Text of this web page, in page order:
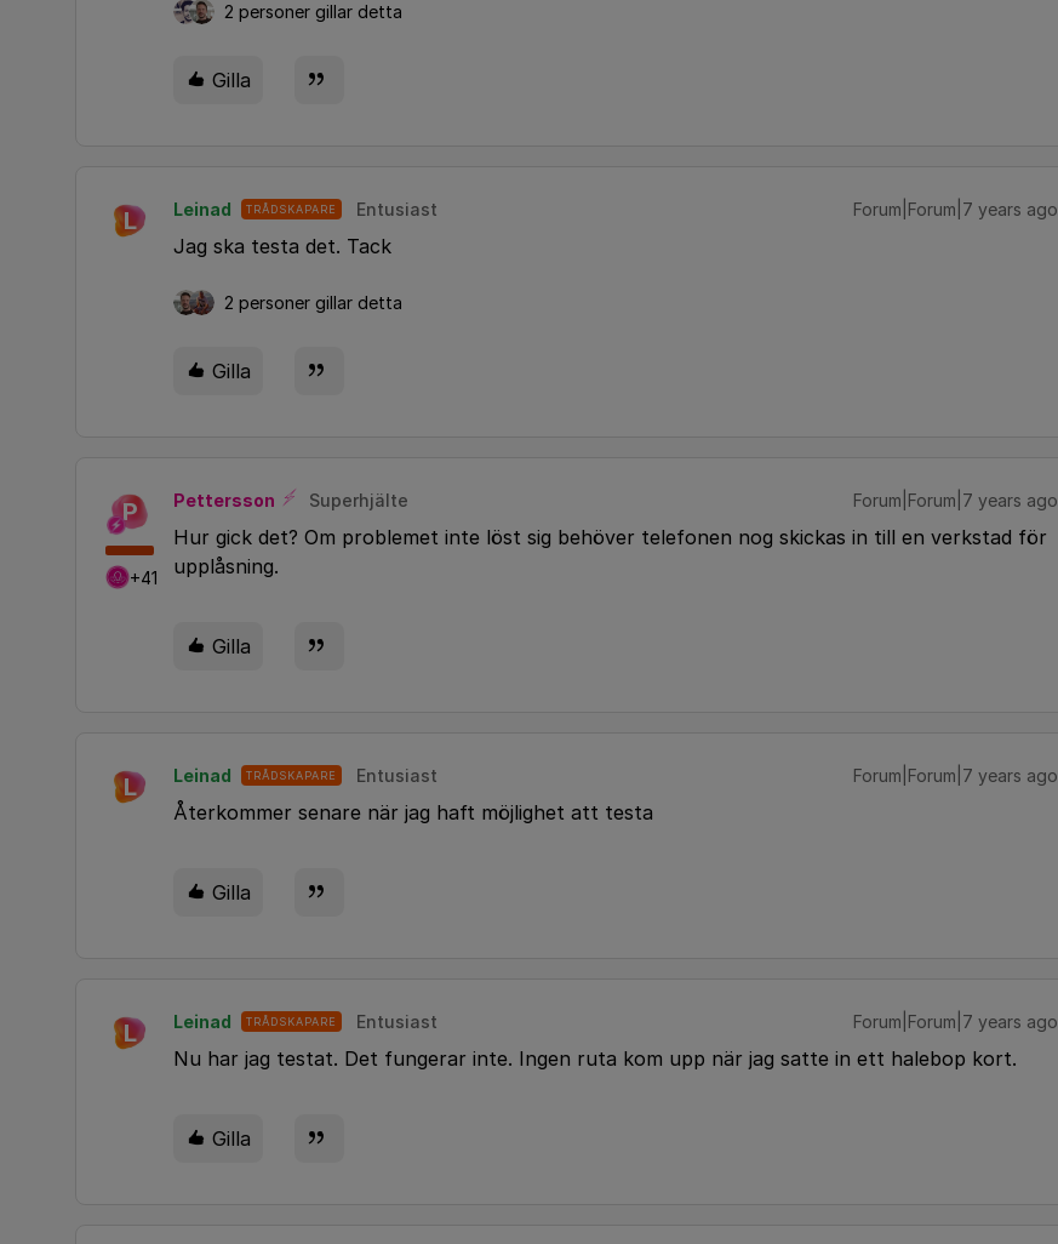
2 personer gillar detta
Gilla
L Leinad TRÅDSKAPARE Entusiast Forum|Forum|7 years ago
Jag ska testa det. Tack
2 personer gillar detta
Gilla
P
+41
Pettersson Superhjälte Forum|Forum|7 years ago
Hur gick det? Om problemet inte löst sig behöver telefonen nog skickas in till en verkstad för
upplåsning.
Gilla
L Leinad TRÅDSKAPARE Entusiast Forum|Forum|7 years ago
Återkommer senare när jag haft möjlighet att testa
Gilla
L Leinad TRÅDSKAPARE Entusiast Forum|Forum|7 years ago
Nu har jag testat. Det fungerar inte. Ingen ruta kom upp när jag satte in ett halebop kort.
Gilla